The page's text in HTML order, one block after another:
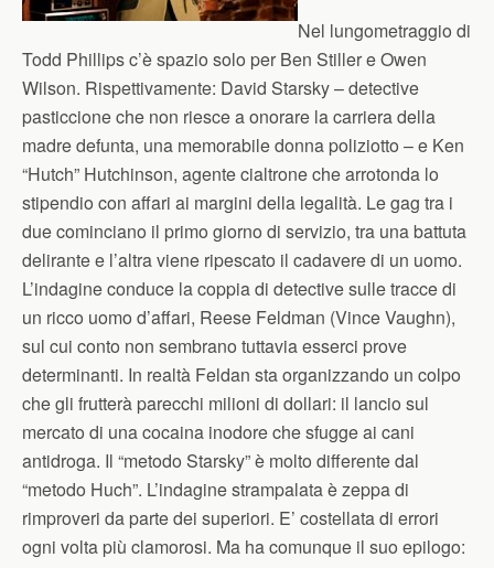
Nel lungometraggio di
Todd Phillips c’è spazio solo per Ben Stiller e Owen
Wilson. Rispettivamente: David Starsky – detective
pasticcione che non riesce a onorare la carriera della
madre defunta, una memorabile donna poliziotto – e Ken
“Hutch” Hutchinson, agente cialtrone che arrotonda lo
stipendio con affari ai margini della legalità. Le gag tra i
due cominciano il primo giorno di servizio, tra una battuta
delirante e l’altra viene ripescato il cadavere di un uomo.
L’indagine conduce la coppia di detective sulle tracce di
un ricco uomo d’affari, Reese Feldman (Vince Vaughn),
sul cui conto non sembrano tuttavia esserci prove
determinanti. In realtà Feldan sta organizzando un colpo
che gli frutterà parecchi milioni di dollari: il lancio sul
mercato di una cocaina inodore che sfugge ai cani
antidroga. Il “metodo Starsky” è molto differente dal
“metodo Huch”. L’indagine strampalata è zeppa di
rimproveri da parte dei superiori. E’ costellata di errori
ogni volta più clamorosi. Ma ha comunque il suo epilogo: